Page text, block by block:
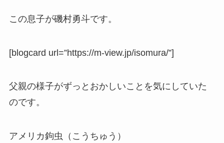
この息子が磯村勇斗です。
[blogcard url=”https://m-view.jp/isomura/”]
父親の様子がずっとおかしいことを気にしていた
のです。
アメリカ鉤虫（こうちゅう）